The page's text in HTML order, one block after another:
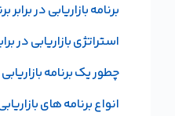
برنامه بازاریابی در
استراتژی بازاریابی در
چطور یک برنامه
انواع برنامه های